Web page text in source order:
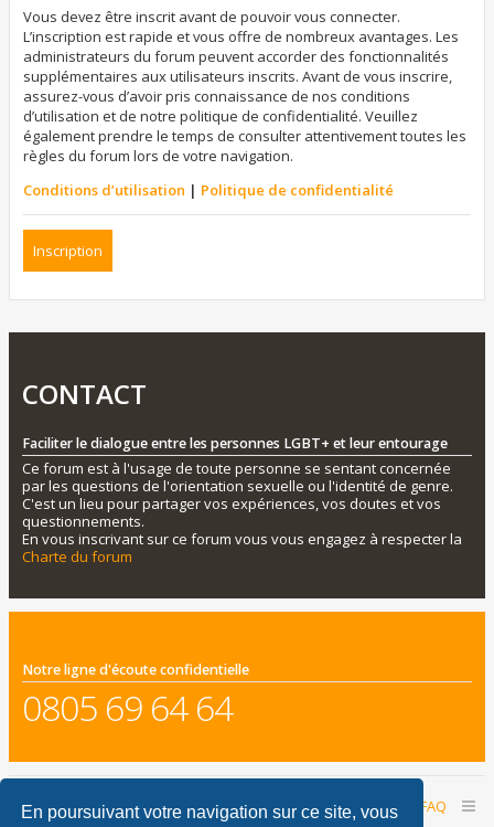
En poursuivant votre navigation sur ce site, vous
Vous devez être inscrit avant de pouvoir vous connecter.
L’inscription est rapide et vous offre de nombreux avantages. Les
administrateurs du forum peuvent accorder des fonctionnalités
supplémentaires aux utilisateurs inscrits. Avant de vous inscrire,
assurez-vous d’avoir pris connaissance de nos conditions
d’utilisation et de notre politique de confidentialité. Veuillez
également prendre le temps de consulter attentivement toutes les
règles du forum lors de votre navigation.
Conditions d’utilisation | Politique de confidentialité
Inscription
CONTACT
Faciliter le dialogue entre les personnes LGBT+ et leur entourage
Ce forum est à l'usage de toute personne se sentant concernée
par les questions de l'orientation sexuelle ou l'identité de genre.
C'est un lieu pour partager vos expériences, vos doutes et vos
questionnements.
En vous inscrivant sur ce forum vous vous engagez à respecter la
Charte du forum
Notre ligne d'écoute confidentielle
0805 69 64 64
Accueil du forum FAQ
Nous contacter